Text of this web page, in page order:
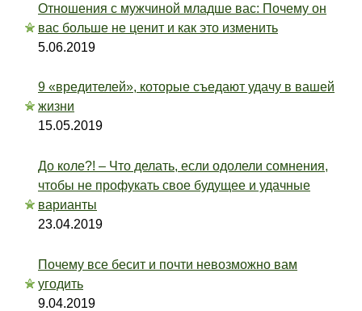
Отношения с мужчиной младше вас: Почему он
вас больше не ценит и как это изменить
5.06.2019
9 «вредителей», которые съедают удачу в вашей
жизни
15.05.2019
До коле?! – Что делать, если одолели сомнения,
чтобы не профукать свое будущее и удачные
варианты
23.04.2019
Почему все бесит и почти невозможно вам
угодить
9.04.2019